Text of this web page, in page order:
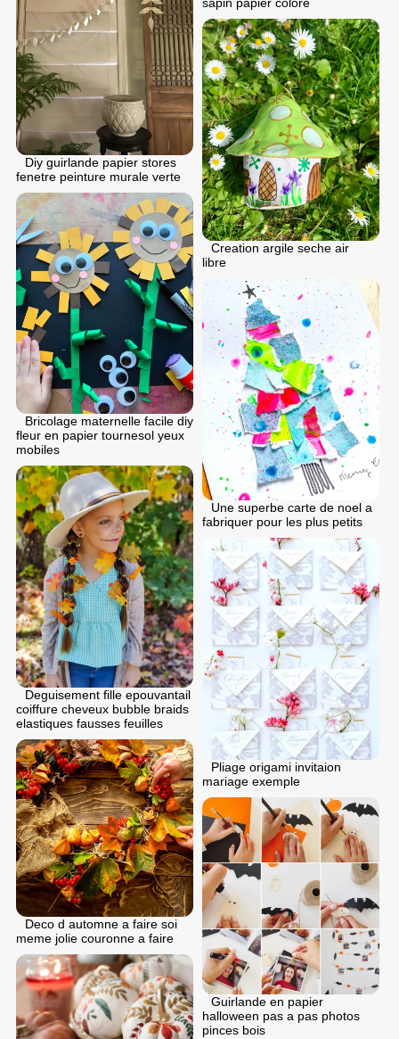
Diy guirlande papier stores
fenetre peinture murale verte
Creation argile seche air
libre
Bricolage maternelle facile diy
fleur en papier tournesol yeux
mobiles
Une superbe carte de noel a
fabriquer pour les plus petits
Deguisement fille epouvantail
coiffure cheveux bubble braids
elastiques fausses feuilles
Pliage origami invitaion
mariage exemple
Deco d automne a faire soi
meme jolie couronne a faire
Guirlande en papier
halloween pas a pas photos
pinces bois